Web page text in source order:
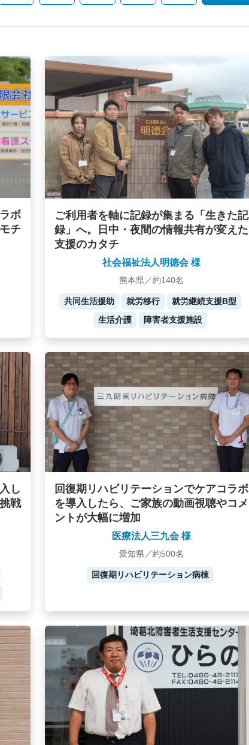
ボ
チ
ご利用者を軸に記録が集まる「生きた記
録」へ。日中・夜間の情報共有が変えた
支援のカタチ
社会福祉法人明徳会 様
熊本県／約140名
共同生活援助 就労移行
就労継続支援B型
生活介護
障害者支援施設
し
戦
回復期リハビリテーションでケアコラボ
を導入したら、ご家族の動画視聴やコメ
ントが大幅に増加
医療法人三九会 様
愛知県／約500名
回復期リハビリテーション病棟